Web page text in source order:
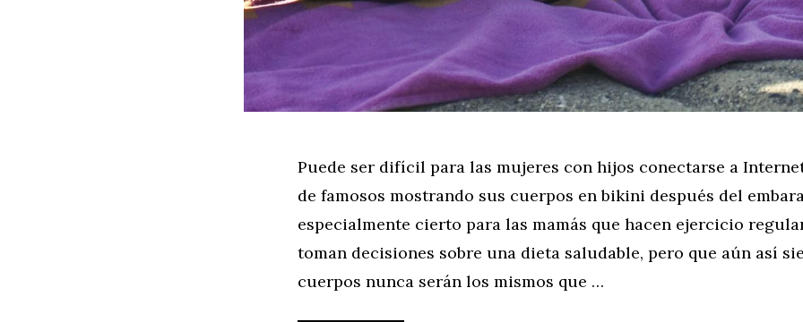
Puede ser difícil para las mujeres con hijos conectarse a
de famosos mostrando sus cuerpos en bikini después del
especialmente cierto para las mamás que hacen ejercicio
toman decisiones sobre una dieta saludable, pero que aún así
cuerpos nunca serán los mismos que …